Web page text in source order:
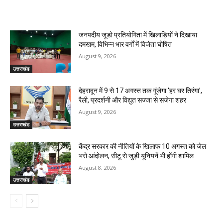
उत्तराखंड
जनपदीय जूडो प्रतियोगिता में खिलाड़ियों ने दिखाया
दमखम, विभिन्न भार वर्गों में विजेता घोषित
August 9, 2026
उत्तराखंड
देहरादून में 9 से 17 अगस्त तक गूंजेगा ‘हर घर तिरंगा’,
रैली, प्रदर्शनी और विद्युत सज्जा से सजेगा शहर
August 9, 2026
उत्तराखंड
केंद्र सरकार की नीतियों के खिलाफ 10 अगस्त को जेल
भरो आंदोलन, सीटू से जुड़ी यूनियनें भी होंगी शामिल
August 8, 2026